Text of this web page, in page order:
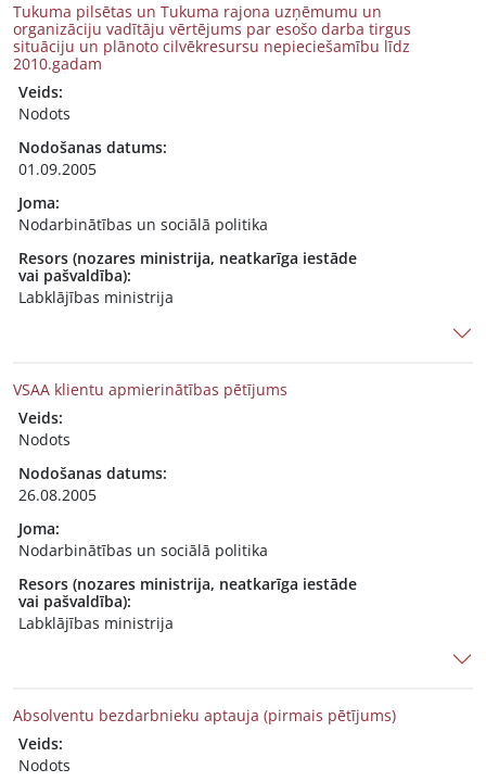
Tukuma pilsētas un Tukuma rajona uzņēmumu un
organizāciju vadītāju vērtējums par esošo darba tirgus
situāciju un plānoto cilvēkresursu nepieciešamību līdz
2010.gadam
Veids:
Nodots
Nodošanas datums:
01.09.2005
Joma:
Nodarbinātības un sociālā politika
Resors (nozares ministrija, neatkarīga iestāde
vai pašvaldība):
Labklājības ministrija
VSAA klientu apmierinātības pētījums
Veids:
Nodots
Nodošanas datums:
26.08.2005
Joma:
Nodarbinātības un sociālā politika
Resors (nozares ministrija, neatkarīga iestāde
vai pašvaldība):
Labklājības ministrija
Absolventu bezdarbnieku aptauja (pirmais pētījums)
Veids:
Nodots